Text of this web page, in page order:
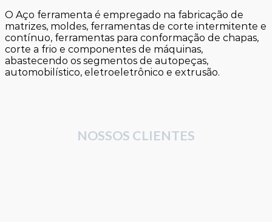
O Aço ferramenta é empregado na fabricação de
matrizes, moldes, ferramentas de corte intermitente e
contínuo, ferramentas para conformação de chapas,
corte a frio e componentes de máquinas,
abastecendo os segmentos de autopeças,
automobilístico, eletroeletrônico e extrusão.
NOSSOS CLIENTES